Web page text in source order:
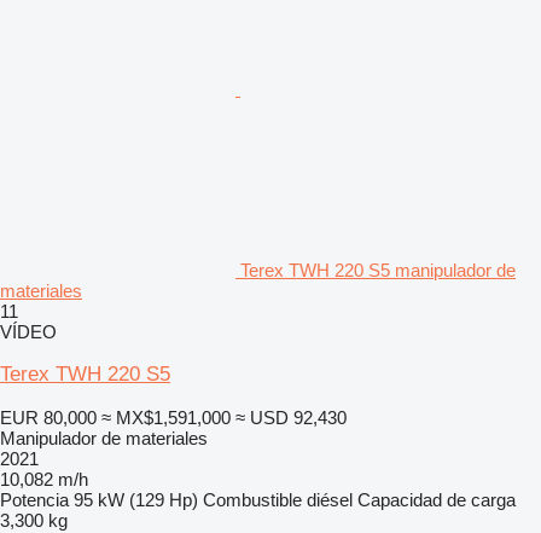
Terex TWH 220 S5 manipulador de
materiales
11
VÍDEO
Terex TWH 220 S5
EUR 80,000 ≈ MX$1,591,000 ≈ USD 92,430
Manipulador de materiales
2021
10,082 m/h
Potencia 95 kW (129 Hp) Combustible diésel Capacidad de carga
3,300 kg